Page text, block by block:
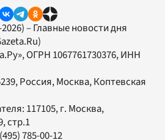
– Главные новости дня
, ОГРН 1067761730376, ИНН
Россия, Москва, Коптевская
117105, г. Москва,
стр.1
785-00-12